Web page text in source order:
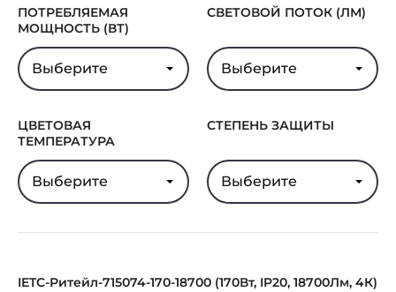
ПОТРЕБЛЯЕМАЯ
МОЩНОСТЬ (ВТ)
Выберите
СВЕТОВОЙ ПОТОК (ЛМ)
Выберите
ЦВЕТОВАЯ
ТЕМПЕРАТУРА
Выберите
СТЕПЕНЬ ЗАЩИТЫ
Выберите
IETC-Ритейл-715074-170-18700 (170Вт, IP20, 18700Лм, 4К)